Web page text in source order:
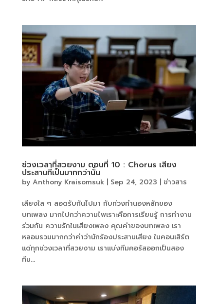
ช่วงเวลาที่สวยงาม ตอนที่ 10 : Chorus เสียง
ประสานที่เป็นมากกว่านั้น
by Anthony Kraisomsuk| Sep 24, 2023 ข่าวสาร
เสียงใส ๆ สอดรับกันไปมา กับท่วงทำนองหลักของ
บทเพลง มากไปกว่าความไพเราะคือการเรียนรู้ การทำงาน
ร่วมกัน ความรักในเสียงเพลง คุณค่าของบทเพลง เรา
หลอมรวมมากกว่าคำว่านักร้องประสานเสียง ในคอนเสิร์ต
แด่ทุกช่วงเวลาที่สวยงาม เราแบ่งทีมคอรัสออกเป็นสอง
ทีม...